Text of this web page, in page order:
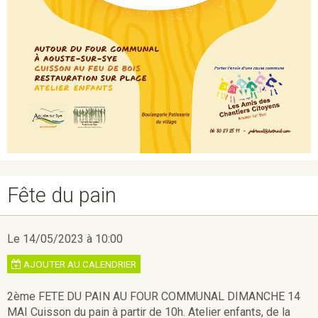
Fête du pain
Le 14/05/2023 à 10:00
AJOUTER AU CALENDRIER
2ème FETE DU PAIN AU FOUR COMMUNAL DIMANCHE 14
MAI Cuisson du pain à partir de 10h. Atelier enfants, de la